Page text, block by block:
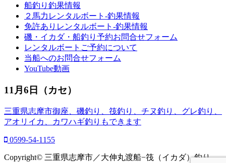
船釣り釣果情報
２馬力レンタルボート-釣果情報
免許ありレンタルボート-釣果情報
磯・イカダ・船釣り予約お問合せフォーム
レンタルボートご予約について
当船へのお問合せフォーム
YouTube動画
11月6日（カセ）
三重県志摩市御座、磯釣り、筏釣り、チヌ釣り、グレ釣り、
アオリイカ、カワハギ釣りもできます
0599-54-1155
Copyright© 三重県志摩市／大伸丸渡船−筏（イカダ）釣り、